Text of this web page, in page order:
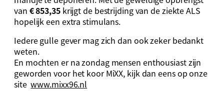
van € 853,35krijgt de bestrijding van de ziekte ALS
hopelijk een extra stimulans.
Iedere gulle gever mag zich dan ook zeker bedankt
weten.
En mochten er na zondag mensen enthousiast zijn
geworden voor het koor MiXX, kijk dan eens op onze
sitewww.mixx96.nl